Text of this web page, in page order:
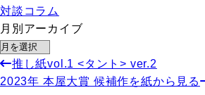
対談コラム
月別アーカイブ
推し紙vol.1 <タント> ver.2
2023年 本屋大賞 候補作を紙から見る